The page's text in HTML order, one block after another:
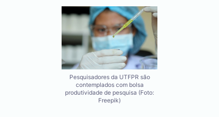
Pesquisadores da UTFPR são
contemplados com bolsa
produtividade de pesquisa (Foto:
Freepik)